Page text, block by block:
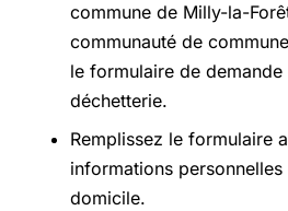
commune de Milly-la-
communauté de
le formulaire de
déchetterie.
Remplissez le formulaire
informations
domicile.